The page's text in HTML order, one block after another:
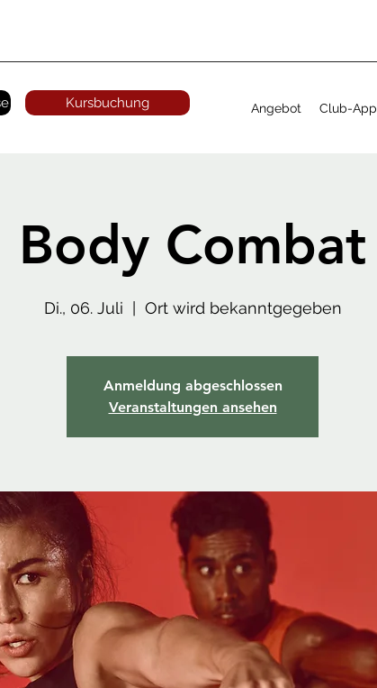
Kursbuchung Angebot Club-App
Body Combat
Di., 06. Juli Ort wird bekanntgegeben
Anmeldung abgeschlossen
Veranstaltungen ansehen